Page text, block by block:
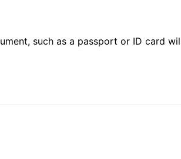
such as a passport or ID card